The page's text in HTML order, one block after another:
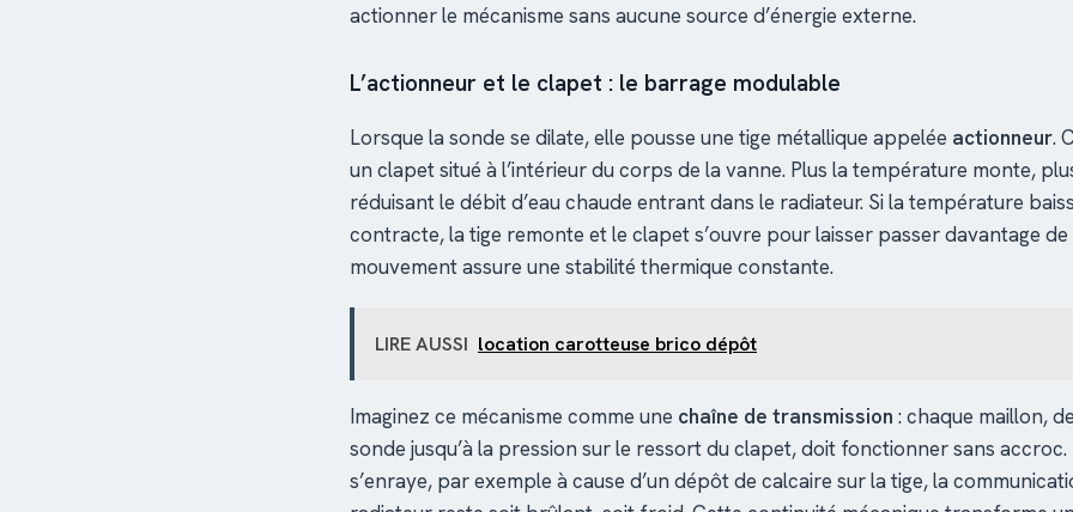
actionner le mécanisme sans aucune source d’énergie externe.
L’actionneur et le clapet : le barrage modulable
Lorsque la sonde se dilate, elle pousse une tige métallique appelée actionneur.
un clapet situé à l’intérieur du corps de la vanne. Plus la température monte,
réduisant le débit d’eau chaude entrant dans le radiateur. Si la température
contracte, la tige remonte et le clapet s’ouvre pour laisser passer davantage de
mouvement assure une stabilité thermique constante.
LIRE AUSSI location carotteuse brico dépôt
Imaginez ce mécanisme comme une chaîne de transmission : chaque maillon,
sonde jusqu’à la pression sur le ressort du clapet, doit fonctionner sans accroc.
s’enraye, par exemple à cause d’un dépôt de calcaire sur la tige, la